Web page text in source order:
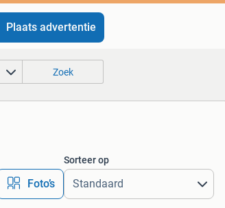
Plaats advertentie
Zoek
Foto’s
Sorteer op